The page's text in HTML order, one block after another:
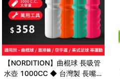
【NORDITION】曲棍球 長吸管
水壺 1000CC ◆ 台灣製 長嘴